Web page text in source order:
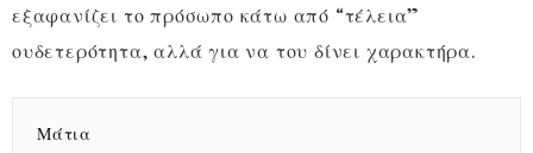
εξαφανίζει το πρόσωπο κάτω από “τέλεια”
ουδετερότητα, αλλά για να του δίνει χαρακτήρα.
Μάτια